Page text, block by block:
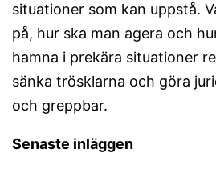
situationer som kan uppstå.
på, hur ska man agera och
hamna i prekära situationer
sänka trösklarna och göra
och greppbar.
Senaste inläggen